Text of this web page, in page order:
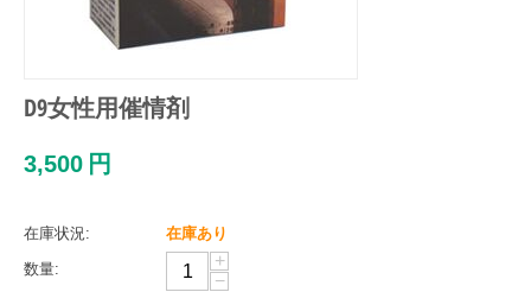
D9女性用催情剤
3,500 円
在庫状況:
在庫あり
数量:
+
−